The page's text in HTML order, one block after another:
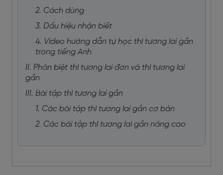
2. Cách dùng
3. Dấu hiệu nhận biết
4. Video hướng dẫn tự học thì tương lai gần
trong tiếng Anh
II. Phân biệt thì tương lai đơn và thì tương lai
gần
III. Bài tập thì tương lai gần
1. Các bài tập thì tương lai gần cơ bản
2. Các bài tập thì tương lai gần nâng cao